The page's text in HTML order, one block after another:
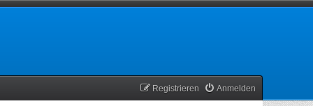
Anmelden
Registrieren